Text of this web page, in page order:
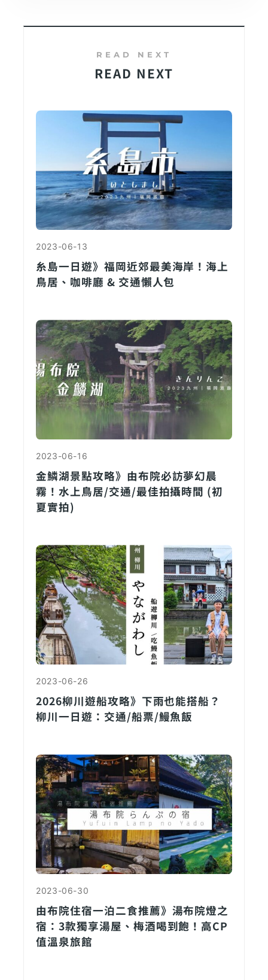
READ NEXT
2023-06-13
糸島一日遊》福岡近郊最美海岸！海上
鳥居、咖啡廳 & 交通懶人包
2023-06-16
金鱗湖景點攻略》由布院必訪夢幻晨
霧！水上鳥居/交通/最佳拍攝時間 (初
夏實拍)
2023-06-26
2026柳川遊船攻略》下雨也能搭船？
柳川一日遊：交通/船票/鰻魚飯
2023-06-30
由布院住宿一泊二食推薦》湯布院燈之
宿：3款獨享湯屋、梅酒喝到飽！高CP
值溫泉旅館